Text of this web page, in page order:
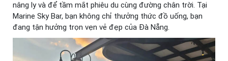
nâng ly và để tầm mắt phiêu du cùng đường chân trời. Tại
Marine Sky Bar, bạn không chỉ thưởng thức đồ uống, bạn
đang tận hưởng trọn vẹn vẻ đẹp của Đà Nẵng.